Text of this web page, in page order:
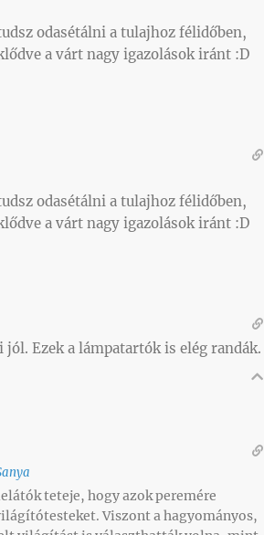
odasétálni a tulajhoz félidőben,
a várt nagy igazolások iránt :D
odasétálni a tulajhoz félidőben,
a várt nagy igazolások iránt :D
jól. Ezek a lámpatartók is elég randák.
teteje, hogy azok peremére
Viszont a hagyományos,